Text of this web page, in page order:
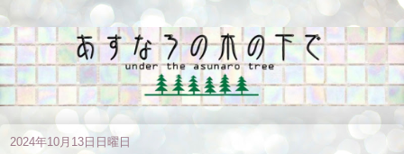
2024年10月13日日曜日